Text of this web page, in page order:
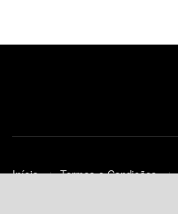
Início Termos e Condições